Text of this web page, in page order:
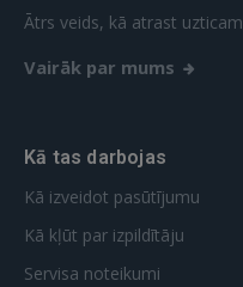
Ātrs veids, kā atrast
Vairāk par mums
Kā tas darbojas
Kā izveidot pasūtījumu
Kā kļūt par izpildītāju
Servisa noteikumi